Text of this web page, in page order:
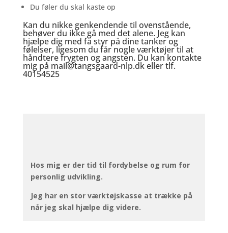
Du føler du skal kaste op
Kan du nikke genkendende til ovenstående,
behøver du ikke gå med det alene. Jeg kan
hjælpe dig med få styr på dine tanker og
følelser, ligesom du får nogle værktøjer til at
håndtere frygten og angsten. Du kan kontakte
mig på mail@tangsgaard-nlp.dkeller tlf.
40154525
Hos mig er der tid til fordybelse og rum for
personlig udvikling.
Jeg har en stor værktøjskasse at trække på
når jeg skal hjælpe dig videre.